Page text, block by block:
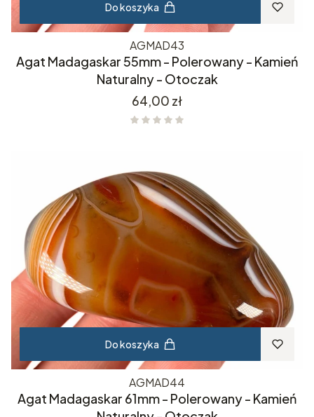
Do koszyka
AGMAD43
Agat Madagaskar 55mm - Polerowany - Kamień
Naturalny - Otoczak
Cena
64,00 zł
Do koszyka
AGMAD44
Agat Madagaskar 61mm - Polerowany - Kamień